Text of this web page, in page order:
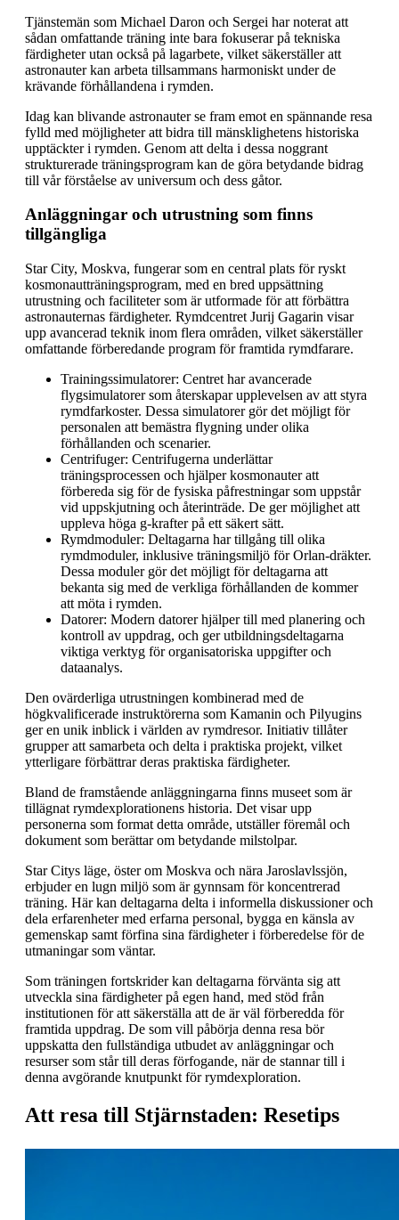
Tjänstemän som Michael Daron och Sergei har noterat att
sådan omfattande träning inte bara fokuserar på tekniska
färdigheter utan också på lagarbete, vilket säkerställer att
astronauter kan arbeta tillsammans harmoniskt under de
krävande förhållandena i rymden.
Idag kan blivande astronauter se fram emot en spännande resa
fylld med möjligheter att bidra till mänsklighetens historiska
upptäckter i rymden. Genom att delta i dessa noggrant
strukturerade träningsprogram kan de göra betydande bidrag
till vår förståelse av universum och dess gåtor.
Anläggningar och utrustning som finns
tillgängliga
Star City, Moskva, fungerar som en central plats för ryskt
kosmonautträningsprogram, med en bred uppsättning
utrustning och faciliteter som är utformade för att förbättra
astronauternas färdigheter. Rymdcentret Jurij Gagarin visar
upp avancerad teknik inom flera områden, vilket säkerställer
omfattande förberedande program för framtida rymdfarare.
Trainingssimulatorer: Centret har avancerade
flygsimulatorer som återskapar upplevelsen av att styra
rymdfarkoster. Dessa simulatorer gör det möjligt för
personalen att bemästra flygning under olika
förhållanden och scenarier.
Centrifuger: Centrifugerna underlättar
träningsprocessen och hjälper kosmonauter att
förbereda sig för de fysiska påfrestningar som uppstår
vid uppskjutning och återinträde. De ger möjlighet att
uppleva höga g-krafter på ett säkert sätt.
Rymdmoduler: Deltagarna har tillgång till olika
rymdmoduler, inklusive träningsmiljö för Orlan-dräkter.
Dessa moduler gör det möjligt för deltagarna att
bekanta sig med de verkliga förhållanden de kommer
att möta i rymden.
Datorer: Modern datorer hjälper till med planering och
kontroll av uppdrag, och ger utbildningsdeltagarna
viktiga verktyg för organisatoriska uppgifter och
dataanalys.
Den ovärderliga utrustningen kombinerad med de
högkvalificerade instruktörerna som Kamanin och Pilyugins
ger en unik inblick i världen av rymdresor. Initiativ tillåter
grupper att samarbeta och delta i praktiska projekt, vilket
ytterligare förbättrar deras praktiska färdigheter.
Bland de framstående anläggningarna finns museet som är
tillägnat rymdexplorationens historia. Det visar upp
personerna som format detta område, utställer föremål och
dokument som berättar om betydande milstolpar.
Star Citys läge, öster om Moskva och nära Jaroslavlssjön,
erbjuder en lugn miljö som är gynnsam för koncentrerad
träning. Här kan deltagarna delta i informella diskussioner och
dela erfarenheter med erfarna personal, bygga en känsla av
gemenskap samt förfina sina färdigheter i förberedelse för de
utmaningar som väntar.
Som träningen fortskrider kan deltagarna förvänta sig att
utveckla sina färdigheter på egen hand, med stöd från
institutionen för att säkerställa att de är väl förberedda för
framtida uppdrag. De som vill påbörja denna resa bör
uppskatta den fullständiga utbudet av anläggningar och
resurser som står till deras förfogande, när de stannar till i
denna avgörande knutpunkt för rymdexploration.
Att resa till Stjärnstaden: Resetips